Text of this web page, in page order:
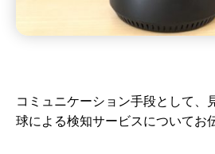
コミュニケーション手段として、
球による検知サービスについてお